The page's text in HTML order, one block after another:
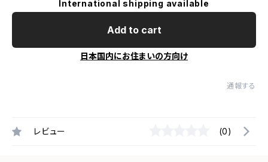
International shipping available
Add to cart
日本国内にお住まいの方向け
通報する
レビュー (0)